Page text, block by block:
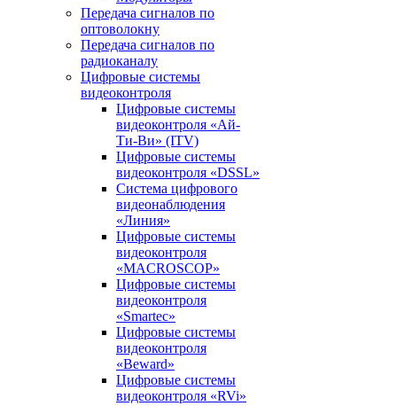
Передача сигналов по
оптоволокну
Передача сигналов по
радиоканалу
Цифровые системы
видеоконтроля
Цифровые системы
видеоконтроля «Ай-
Ти-Ви» (ITV)
Цифровые системы
видеоконтроля «DSSL»
Система цифрового
видеонаблюдения
«Линия»
Цифровые системы
видеоконтроля
«MACROSCOP»
Цифровые системы
видеоконтроля
«Smartec»
Цифровые системы
видеоконтроля
«Beward»
Цифровые системы
видеоконтроля «RVi»